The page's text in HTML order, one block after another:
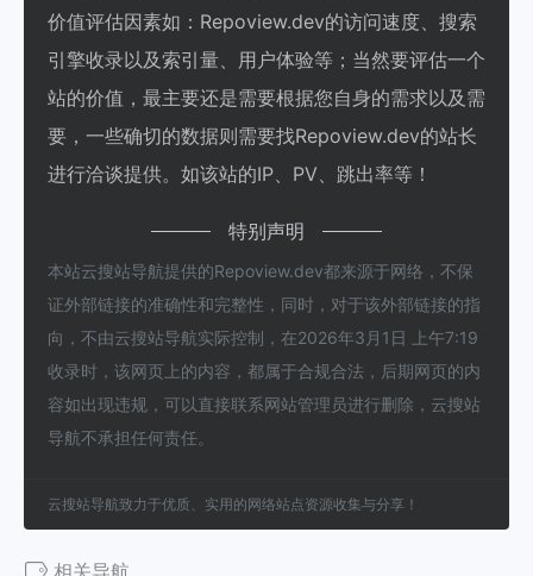
价值评估因素如：Repoview.dev的访问速度、搜索
引擎收录以及索引量、用户体验等；当然要评估一个
站的价值，最主要还是需要根据您自身的需求以及需
要，一些确切的数据则需要找Repoview.dev的站长
进行洽谈提供。如该站的IP、PV、跳出率等！
特别声明
本站云搜站导航提供的Repoview.dev都来源于网络，不保
证外部链接的准确性和完整性，同时，对于该外部链接的指
向，不由云搜站导航实际控制，在2026年3月1日 上午7:19
收录时，该网页上的内容，都属于合规合法，后期网页的内
容如出现违规，可以直接联系网站管理员进行删除，云搜站
导航不承担任何责任。
云搜站导航致力于优质、实用的网络站点资源收集与分享！
相关导航